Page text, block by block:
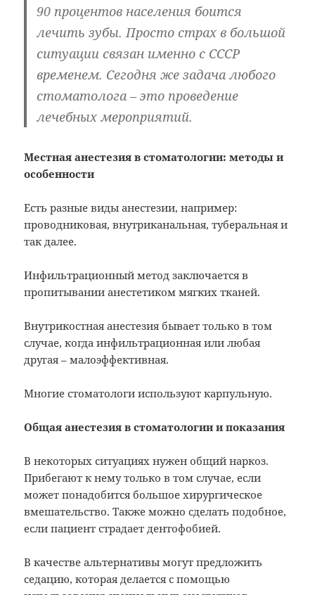
90 процентов населения боится
лечить зубы. Просто страх в большой
ситуации связан именно с СССР
временем. Сегодня же задача любого
стоматолога – это проведение
лечебных мероприятий.
Местная анестезия в стоматологии: методы и
особенности
Есть разные виды анестезии, например:
проводниковая, внутриканальная, туберальная и
так далее.
Инфильтрационный метод заключается в
пропитывании анестетиком мягких тканей.
Внутрикостная анестезия бывает только в том
случае, когда инфильтрационная или любая
другая – малоэффективная.
Многие стоматологи используют карпульную.
Общая анестезия в стоматологии и показания
В некоторых ситуациях нужен общий наркоз.
Прибегают к нему только в том случае, если
может понадобится большое хирургическое
вмешательство. Также можно сделать подобное,
если пациент страдает дентофобией.
В качестве альтернативы могут предложить
седацию, которая делается с помощью